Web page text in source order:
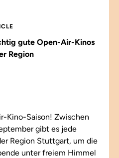
gute Open-Air-Kinos
Region
Kino-Saison! Zwischen
gibt es jede
Region Stuttgart, um die
unter freiem Himmel